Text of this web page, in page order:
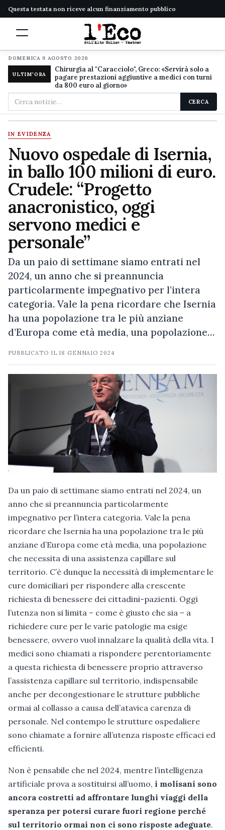
Questa testata non riceve alcun finanziamento pubblico
DOMENICA 9 AGOSTO 2026
ULTIM'ORA
Chirurgia al "Caracciolo", Greco: «Servirà solo a
pagare prestazioni aggiuntive a medici con turni
da 800 euro al giorno»
Cerca
nel
sito
CERCA
IN EVIDENZA
Nuovo ospedale di Isernia,
in ballo 100 milioni di euro.
Crudele: “Progetto
anacronistico, oggi
servono medici e
personale”
Da un paio di settimane siamo entrati nel
2024, un anno che si preannuncia
particolarmente impegnativo per l’intera
categoria. Vale la pena ricordare che Isernia
ha una popolazione tra le più anziane
d’Europa come età media, una popolazione…
PUBBLICATO IL18 GENNAIO 2024
Da un paio di settimane siamo entrati nel 2024, un
anno che si preannuncia particolarmente
impegnativo per l’intera categoria. Vale la pena
ricordare che Isernia ha una popolazione tra le più
anziane d’Europa come età media, una popolazione
che necessita di una assistenza capillare sul
territorio. C’è dunque la necessità di implementare le
cure domiciliari per rispondere alla crescente
richiesta di benessere dei cittadini-pazienti. Oggi
l’utenza non si limita – come è giusto che sia – a
richiedere cure per le varie patologie ma esige
benessere, ovvero vuol innalzare la qualità della vita. I
medici sono chiamati a rispondere perentoriamente
a questa richiesta di benessere proprio attraverso
l’assistenza capillare sul territorio, indispensabile
anche per decongestionare le strutture pubbliche
ormai al collasso a causa dell’atavica carenza di
personale. Nel contempo le strutture ospedaliere
sono chiamate a fornire all’utenza risposte efficaci ed
efficienti.
Non è pensabile che nel 2024, mentre l’intelligenza
artificiale prova a sostituirsi all’uomo, i molisani sono
ancora costretti ad affrontare lunghi viaggi della
speranza per potersi curare fuori regione perché
sul territorio ormai non ci sono risposte adeguate.